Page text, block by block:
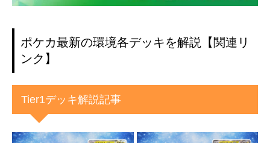
ポケカ最新の環境各デッキを解説【関連リ
ンク】
Tier1デッキ解説記事